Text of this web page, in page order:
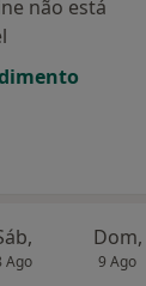
não está
Ago
Dom,
9 Ago